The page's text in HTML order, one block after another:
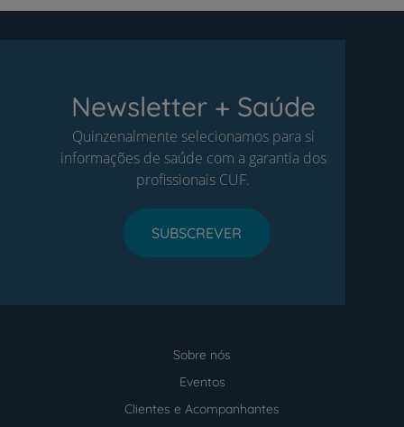
Newsletter + Saúde
Quinzenalmente selecionamos para si
informações de saúde com a garantia dos
profissionais CUF.
SUBSCREVER
Sobre nós
Eventos
Clientes e Acompanhantes